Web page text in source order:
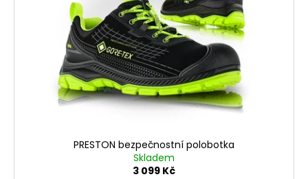
PRESTON bezpečnostní polobotka
Skladem
3 099 Kč